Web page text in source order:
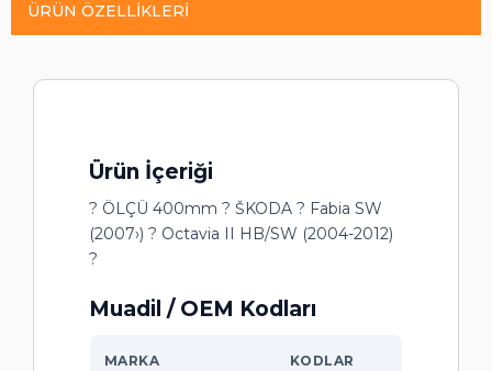
ÜRÜN ÖZELLIKLERI
Ürün İçeriği
? ÖLÇÜ 400mm ? ŠKODA ? Fabia SW
(2007›) ? Octavia II HB/SW (2004-2012)
?
Muadil / OEM Kodları
MARKA KODLAR